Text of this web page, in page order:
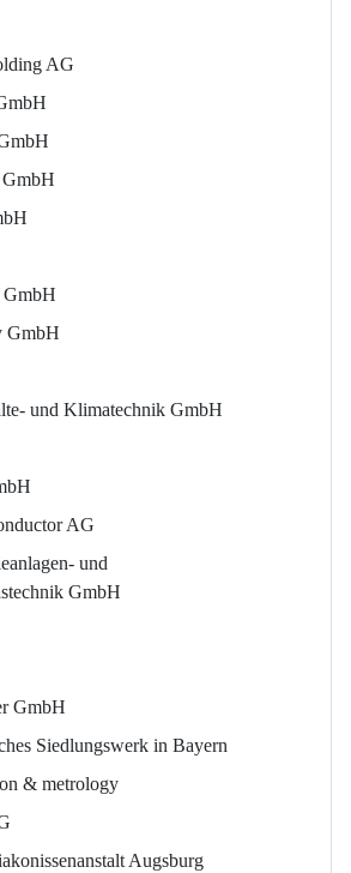
AG
GmbH
und Klimatechnik GmbH
AG
und
GmbH
GmbH
Siedlungswerk in Bayern
& metrology
Augsburg